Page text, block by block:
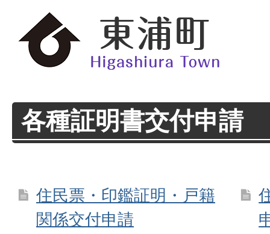
各種証明書交付申請
住民票・印鑑証明・戸籍
関係交付申請